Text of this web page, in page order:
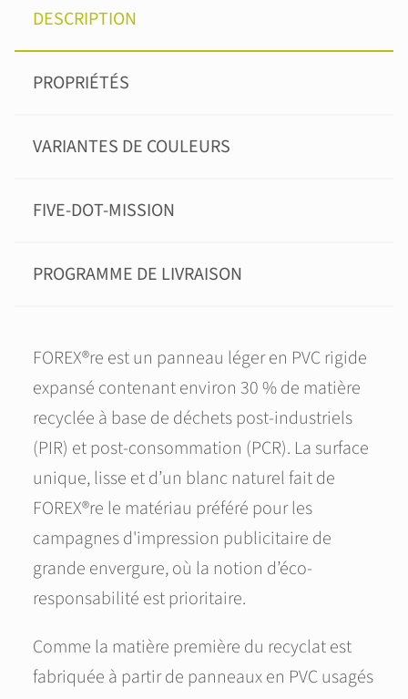
DESCRIPTION
PROPRIÉTÉS
VARIANTES DE COULEURS
FIVE-DOT-MISSION
PROGRAMME DE LIVRAISON
FOREX®re est un panneau léger en PVC rigide
expansé contenant environ 30 % de matière
recyclée à base de déchets post-industriels
(PIR) et post-consommation (PCR). La surface
unique, lisse et d’un blanc naturel fait de
FOREX®re le matériau préféré pour les
campagnes d'impression publicitaire de
grande envergure, où la notion d’éco-
responsabilité est prioritaire.
Comme la matière première du recyclat est
fabriquée à partir de panneaux en PVC usagés